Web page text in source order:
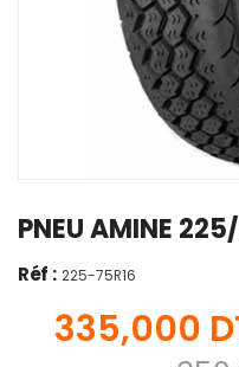
PNEU AMINE
Réf : 225-75R16
335,000